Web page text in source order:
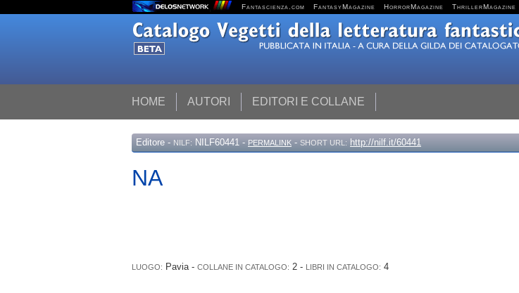
Fantascienza.com FantasyMagazine HorrorMagazine ThrillerMagazine
HOME AUTORI EDITORI E COLLANE
Editore - NILF: NILF60441 - PERMALINK - SHORT URL: http://nilf.it/60441
NA
LUOGO: Pavia - COLLANE IN CATALOGO: 2 - LIBRI IN CATALOGO: 4